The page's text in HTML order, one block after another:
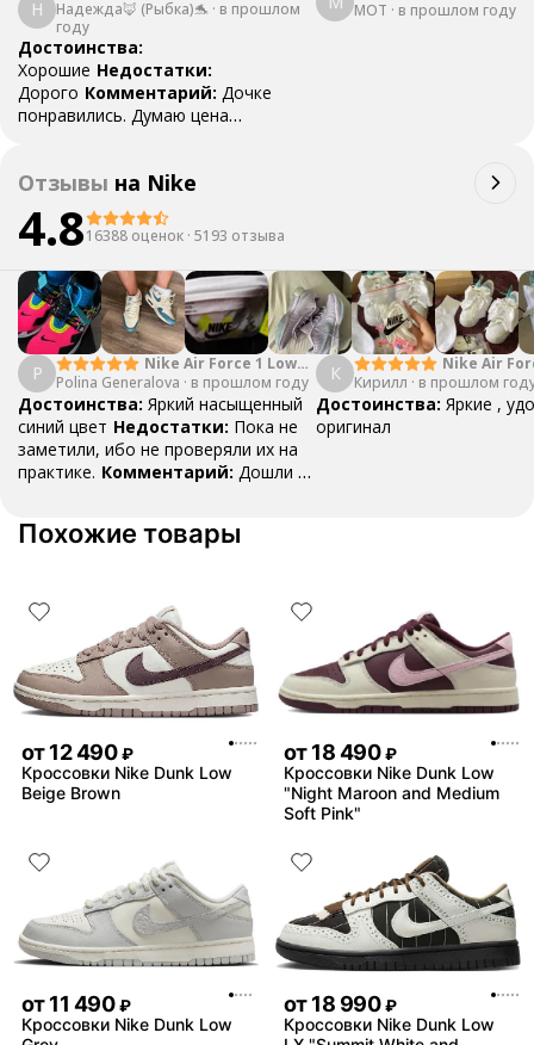
Н Надежда🦊 (Рыбка)🐬 · в прошлом
году
Достоинства:
Хорошие Недостатки:
Дорого Комментарий: Дочке
понравились. Думаю цена
МОТ · в прошлом году
Отзывы на Nike
4.816388 оценок · 5193 отзыва
P
Nike Air Force 1 Low
College Pack White
Blue
Polina Generalova · в прошлом году
Достоинства: Яркий насыщенный
синий цвет Недостатки: Пока не
заметили, ибо не проверяли их на
практике. Комментарий: Дошли за
К
Nike Air
Yellow
Кирилл · в прошлом
Достоинства: Яркие ,
оригинал
Похожие товары
от12 490 ₽
Кроссовки Nike Dunk Low
Beige Brown
от18 490 ₽
Кроссовки Nike Dunk Low
"Night Maroon and Medium
Soft Pink"
от11 490 ₽
Кроссовки Nike Dunk Low
от18 990 ₽
Кроссовки Nike Dunk Low